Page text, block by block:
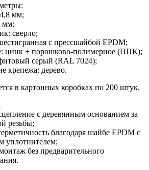
мм;
мм;
сверло;
с прессшайбой EPDM;
цинк + порошково-полимерное (ППК);
серый (RAL 7024);
крепежа: дерево.
в картонных коробках по 200 штук.
с деревянным основанием за
резьбы;
благодаря шайбе EPDM с
уплотнителем;
без предварительного